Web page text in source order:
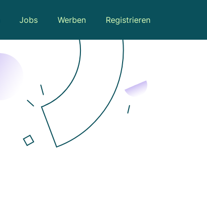
Jobs Werben Registrieren